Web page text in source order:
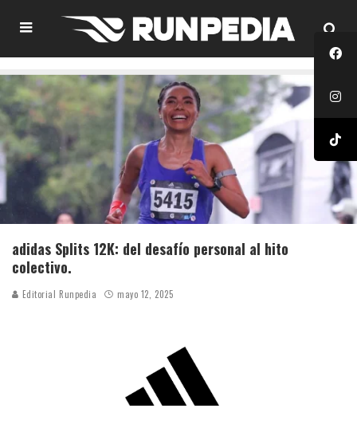
adidas Splits 12K: del desafío personal al hito
colectivo.
Editorial Runpedia mayo 12, 2025